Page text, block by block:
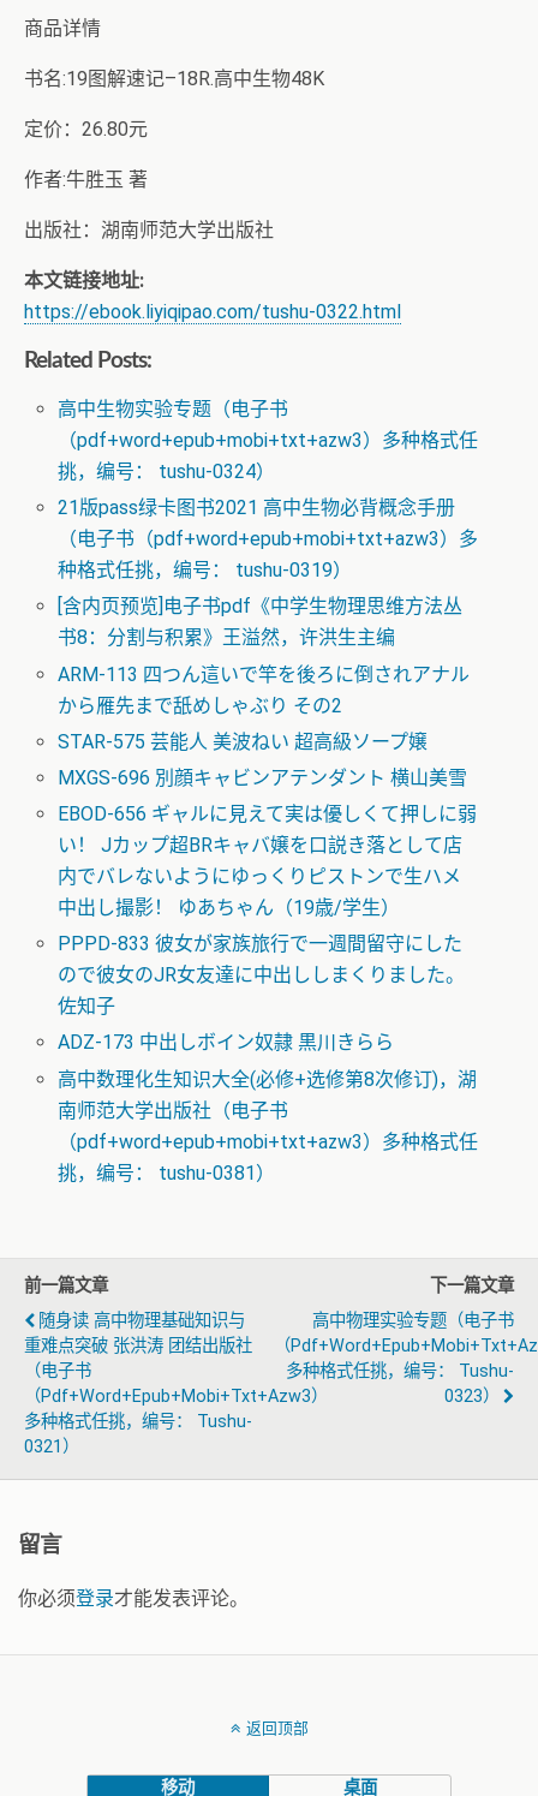
商品详情
书名:19图解速记–18R.高中生物48K
定价：26.80元
作者:牛胜玉 著
出版社：湖南师范大学出版社
本文链接地址:
https://ebook.liyiqipao.com/tushu-0322.html
Related Posts:
高中生物实验专题（电子书
（pdf+word+epub+mobi+txt+azw3）多种格式任
挑，编号： tushu-0324）
21版pass绿卡图书2021 高中生物必背概念手册
（电子书（pdf+word+epub+mobi+txt+azw3）多
种格式任挑，编号： tushu-0319）
[含内页预览]电子书pdf《中学生物理思维方法丛
书8：分割与积累》王溢然，许洪生主编
ARM-113 四つん這いで竿を後ろに倒されアナル
から雁先まで舐めしゃぶり その2
STAR-575 芸能人 美波ねい 超高級ソープ嬢
MXGS-696 別顔キャビンアテンダント 横山美雪
EBOD-656 ギャルに見えて実は優しくて押しに弱
い！ Jカップ超BRキャバ嬢を口説き落として店
内でバレないようにゆっくりピストンで生ハメ
中出し撮影！ ゆあちゃん（19歳/学生）
PPPD-833 彼女が家族旅行で一週間留守にした
ので彼女のJR女友達に中出ししまくりました。
佐知子
ADZ-173 中出しボイン奴隷 黒川きらら
高中数理化生知识大全(必修+选修第8次修订)，湖
南师范大学出版社（电子书
（pdf+word+epub+mobi+txt+azw3）多种格式任
挑，编号： tushu-0381）
前一篇文章
随身读 高中物理基础知识与
重难点突破 张洪涛 团结出版社
（电子书
（pdf+word+epub+mobi+txt+azw3）
多种格式任挑，编号： Tushu-
0321）
下一篇文章
高中物理实验专题（电子书
（
多种格式任挑，编号： Tushu-
0323）
留言
你必须登录才能发表评论。
返回顶部
移动 桌面